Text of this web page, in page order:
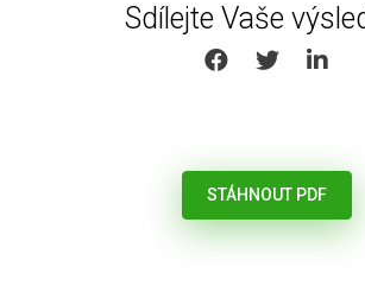
Sdílejte Vaše
SHARE ON
SHARE
STÁHNOUT PDF